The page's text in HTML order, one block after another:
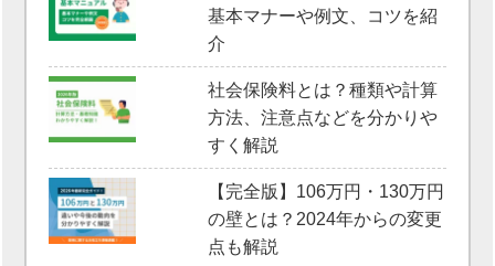
基本マナーや例文、コツを紹
介
社会保険料とは？種類や計算
方法、注意点などを分かりや
すく解説
【完全版】106万円・130万円
の壁とは？2024年からの変更
点も解説